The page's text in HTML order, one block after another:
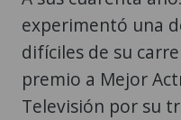
experimentó una
difíciles de su
premio a Mejor
Televisión por su